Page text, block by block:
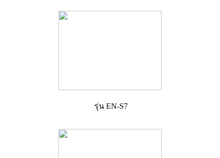
รุ่น EN-S7